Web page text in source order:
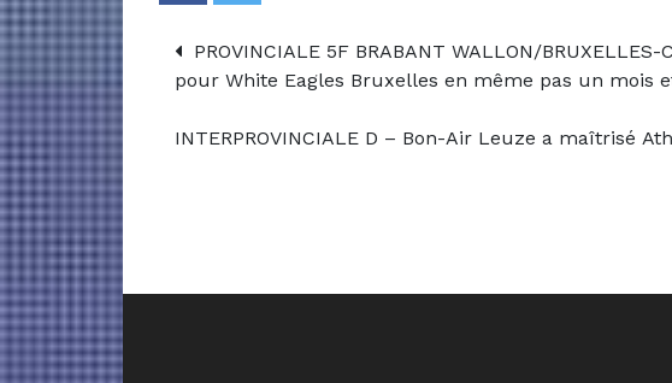
PROVINCIALE 5F BRABANT WALLON/
pour White Eagles Bruxelles en même pas un mois
INTERPROVINCIALE D – Bon-Air Leuze a maîtrisé